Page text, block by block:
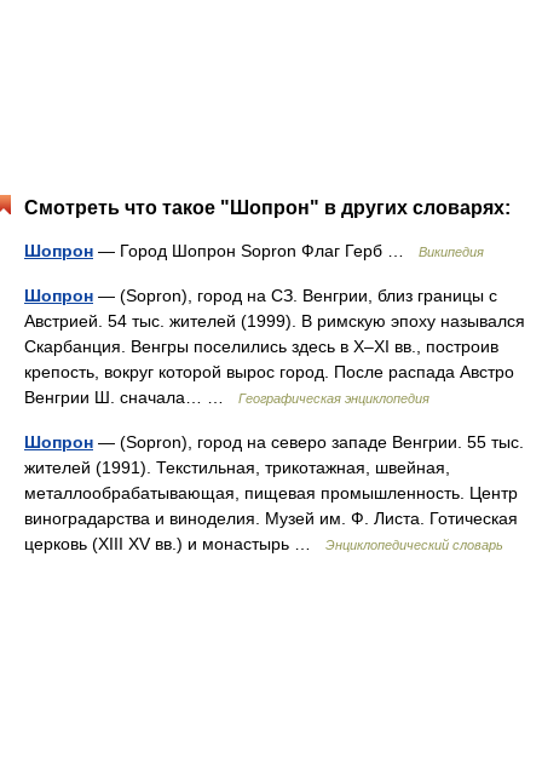
Смотреть что такое "Шопрон" в других словарях:
Шопрон — Город Шопрон Sopron Флаг Герб … Википедия
Шопрон — (Sopron), город на СЗ. Венгрии, близ границы с
Австрией. 54 тыс. жителей (1999). В римскую эпоху назывался
Скарбанция. Венгры поселились здесь в X–XI вв., построив
крепость, вокруг которой вырос город. После распада Австро
Венгрии Ш. сначала… …
Географическая энциклопедия
Шопрон — (Sopron), город на северо западе Венгрии. 55 тыс.
жителей (1991). Текстильная, трикотажная, швейная,
металлообрабатывающая, пищевая промышленность. Центр
виноградарства и виноделия. Музей им. Ф. Листа. Готическая
церковь (XIII XV вв.) и монастырь …
Энциклопедический словарь